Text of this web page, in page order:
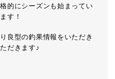
的にシーズンも始まってい
す！
良型の釣果情報をいただき
だきます♪